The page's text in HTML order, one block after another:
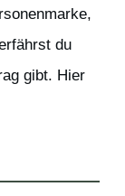
du
gibt. Hier